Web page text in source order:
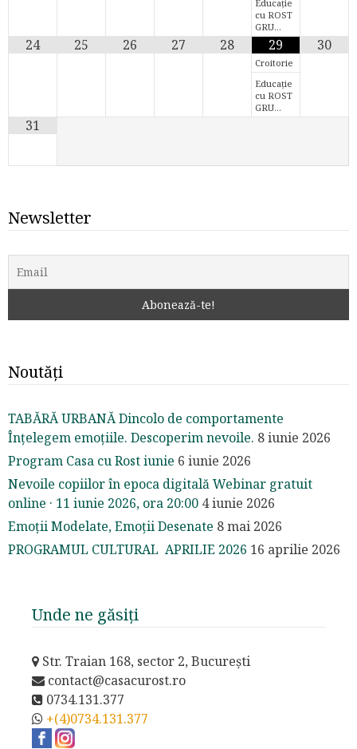
Educație
cu ROST
GRU…
24 25 26 27 28 29
Croitorie
Educație
cu ROST
GRU…
30
31
Newsletter
Noutăți
TABĂRĂ URBANĂ Dincolo de comportamente
Înțelegem emoțiile. Descoperim nevoile. 8 iunie 2026
Program Casa cu Rost iunie 6 iunie 2026
Nevoile copiilor în epoca digitală Webinar gratuit
online · 11 iunie 2026, ora 20:00 4 iunie 2026
Emoții Modelate, Emoții Desenate 8 mai 2026
PROGRAMUL CULTURAL APRILIE 2026 16 aprilie 2026
Unde ne găsiți
Str. Traian 168, sector 2, București
contact@casacurost.ro
0734.131.377
+(4)0734.131.377